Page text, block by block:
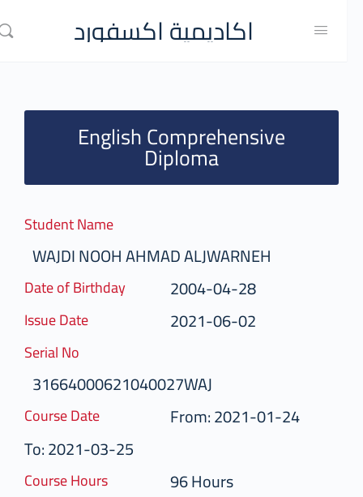
اكاديمية اكسفورد
English Comprehensive
Diploma
Student Name
WAJDI NOOH AHMAD ALJWARNEH
Date of Birthday 2004-04-28
Issue Date 2021-06-02
Serial No
31664000621040027WAJ
Course Date
From: 2021-01-24
To: 2021-03-25
Course Hours 96 Hours